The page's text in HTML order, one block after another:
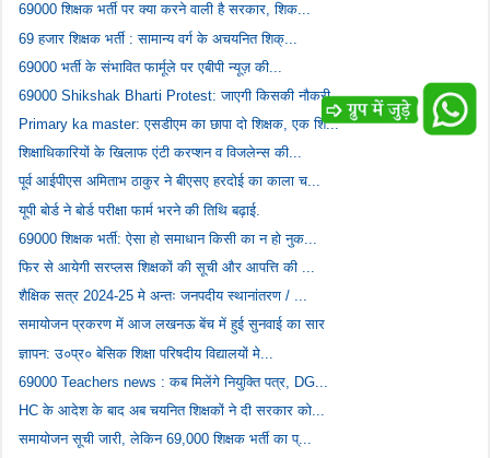
69000 शिक्षक भर्ती पर क्या करने वाली है सरकार, शिक...
69 हजार शिक्षक भर्ती : सामान्य वर्ग के अचयनित शिक्...
69000 भर्ती के संभावित फार्मूले पर एबीपी न्यूज़ की...
69000 Shikshak Bharti Protest: जाएगी किसकी नौकरी.....
Primary ka master: एसडीएम का छापा दो शिक्षक, एक शि...
शिक्षाधिकारियों के खिलाफ एंटी करप्शन व विजलेन्स की...
पूर्व आईपीएस अमिताभ ठाकुर ने बीएसए हरदोई का काला च...
यूपी बोर्ड ने बोर्ड परीक्षा फार्म भरने की तिथि बढ़ाई.
69000 शिक्षक भर्ती: ऐसा हो समाधान किसी का न हो नुक...
फिर से आयेगी सरप्लस शिक्षकों की सूची और आपत्ति की ...
शैक्षिक सत्र 2024-25 मे अन्तः जनपदीय स्थानांतरण / ...
समायोजन प्रकरण में आज लखनऊ बेंच में हुई सुनवाई का सार
ज्ञापन: उ०प्र० बेसिक शिक्षा परिषदीय विद्यालयों मे...
69000 Teachers news : कब मिलेंगे नियुक्ति पत्र, DG...
HC के आदेश के बाद अब चयनित शिक्षकों ने दी सरकार को...
समायोजन सूची जारी, लेकिन 69,000 शिक्षक भर्ती का प्...